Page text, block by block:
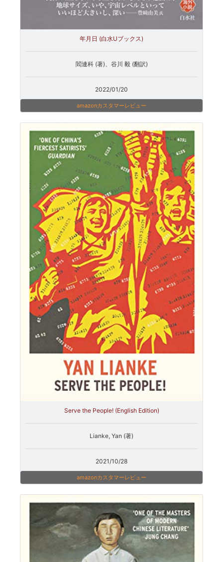
年月日 (白水Uブックス)
閻連科 (著)、谷川 毅 (翻訳)
2022/01/20
amazonカスタマーレビュー
Serve the People! (English Edition)
Lianke, Yan (著)
2021/10/28
amazonカスタマーレビュー